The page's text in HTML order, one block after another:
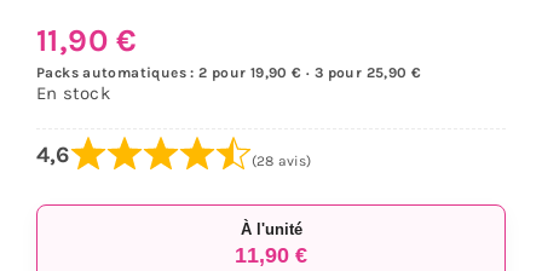
11,90€
Packs automatiques : 2 pour 19,90 € · 3 pour 25,90 €
En stock
4,6 (28 avis)
À l'unité
11,90 €